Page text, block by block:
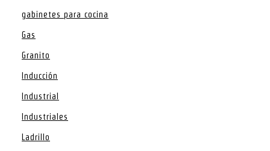
gabinetes para cocina
Gas
Granito
Inducción
Industrial
Industriales
Ladrillo